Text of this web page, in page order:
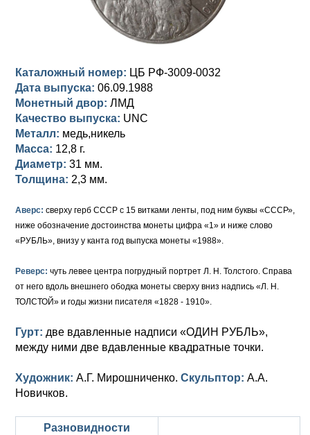
Памятные и донативные
Сибирские монеты
Таврические монеты
Для Пруссии
Альбертусталер
Анна Иоанновна (1730-1740)
Екатерина I (1725-1727)
Петр I (1682-1725)
Серебро
Для Речи Посполитой
Каталожный номер: ЦБ РФ-3009-0032
Дата выпуска: 06.09.1988
Монетный двор: ЛМД
Качество выпуска: UNC
Металл: медь,никель
Масса: 12,8 г.
Диаметр: 31 мм.
Толщина: 2,3 мм.
Аверс: сверху герб СССР с 15 витками ленты, под ним буквы «СССР»,
ниже обозначение достоинства монеты цифра «1» и ниже слово
«РУБЛЬ», внизу у канта год выпуска монеты «1988».
Реверс: чуть левее центра погрудный портрет Л. Н. Толстого. Справа
от него вдоль внешнего ободка монеты сверху вниз надпись «Л. Н.
ТОЛСТОЙ» и годы жизни писателя «1828 - 1910».
Гурт: две вдавленные надписи «ОДИН РУБЛЬ»,
между ними две вдавленные квадратные точки.
Художник: А.Г. Мирошниченко. Скульптор: А.А.
Новичков.
Разновидности